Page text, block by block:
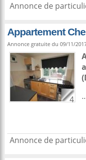
Annonce de
Appartement
Annonce gratuite du 09/11/
4
Annonce de